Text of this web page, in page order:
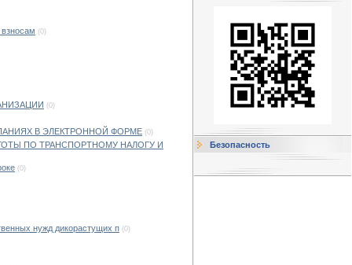
(0)
(0)
В ЭЛЕКТРОННОЙ ФОРМЕ (0)
ПО ТРАНСПОРТНОМУ НАЛОГУ И
(0)
нужд дикорастущих п (0)
Безопасность